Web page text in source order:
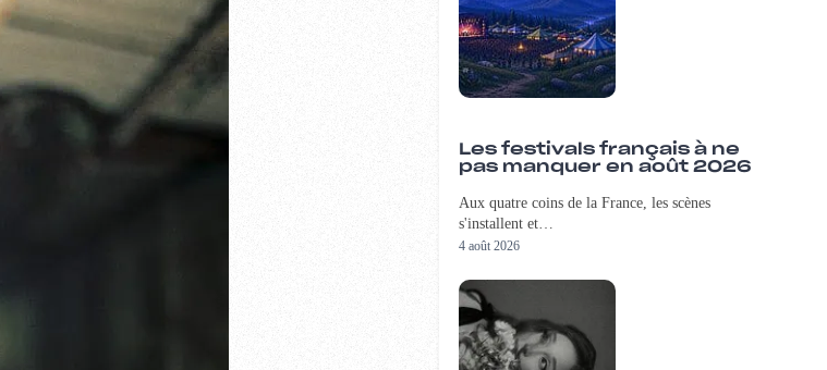
Les festivals français à ne
pas manquer en août 2026
Aux quatre coins de la France, les scènes
s'installent et…
4 août 2026